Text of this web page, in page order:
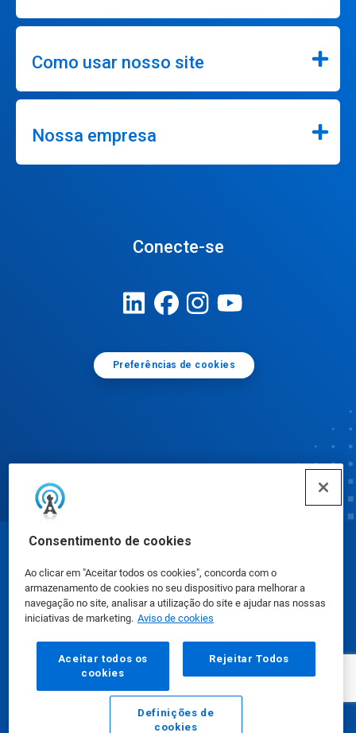
Consentimento de cookies
Ao clicar em "Aceitar todos os cookies", concorda com o
armazenamento de cookies no seu dispositivo para melhorar a
navegação no site, analisar a utilização do site e ajudar nas nossas
iniciativas de marketing. Aviso de cookies
Aceitar todos os
cookies
Rejeitar Todos
Definições de
cookies
Como usar nosso site
Nossa empresa
Conecte-se
Preferências de cookies
Fichas de Informação de Segurança de Produtos
Químicos|Política de Privacidade